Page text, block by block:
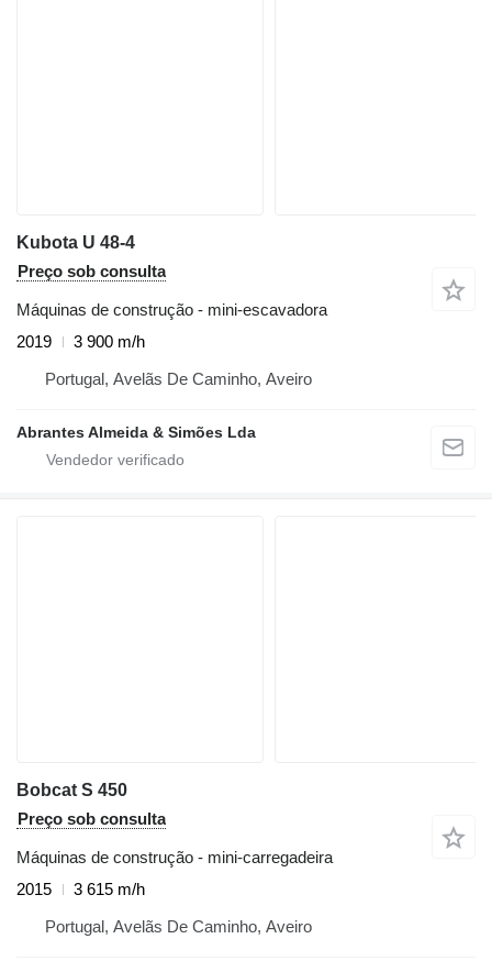
Kubota U 48-4
Preço sob consulta
Máquinas de construção - mini-escavadora
2019
3 900 m/h
Portugal, Avelãs De Caminho, Aveiro
Abrantes Almeida & Simões Lda
Bobcat S 450
Preço sob consulta
Máquinas de construção - mini-carregadeira
2015
3 615 m/h
Portugal, Avelãs De Caminho, Aveiro